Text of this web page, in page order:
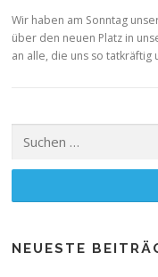
Wir haben am Sonntag
über den neuen Platz in
an alle, die uns so tatkräftig
nach:
NEUESTE